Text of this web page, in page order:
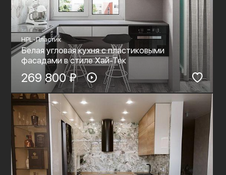
HPL-Пластик
Белая угловая кухня с пластиковыми
фасадами в стиле Хай-Тек
269 800 ₽